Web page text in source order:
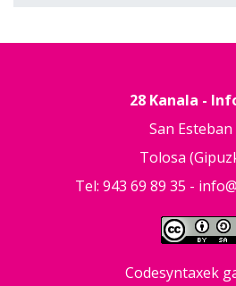
28 Kanala -
San Esteban
Tolosa
Tel: 943 69 89 35 -
Codesyntaxek